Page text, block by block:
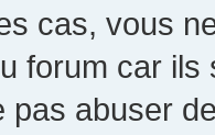
cas, vous
forum car ils
pas abuser